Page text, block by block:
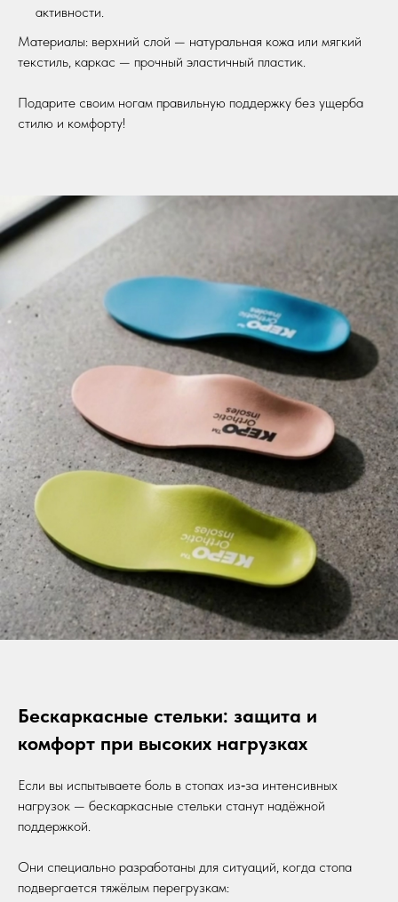
активности.
Материалы: верхний слой — натуральная кожа или мягкий
текстиль, каркас — прочный эластичный пластик.
Подарите своим ногам правильную поддержку без ущерба
стилю и комфорту!
Бескаркасные стельки: защита и
комфорт при высоких нагрузках
Если вы испытываете боль в стопах из‑за интенсивных
нагрузок — бескаркасные стельки станут надёжной
поддержкой.
Они специально разработаны для ситуаций, когда стопа
подвергается тяжёлым перегрузкам: